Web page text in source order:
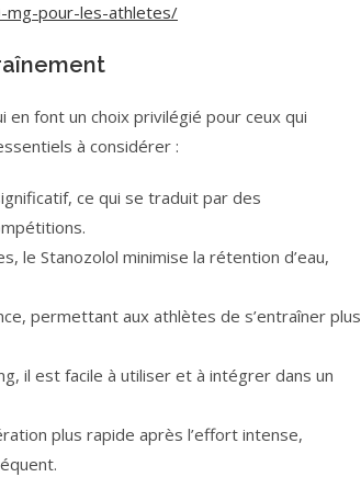
mg-pour-les-athletes/
en font un choix privilégié pour ceux qui
à considérer :
ce qui se traduit par des
le Stanozolol minimise la rétention d’eau,
permettant aux athlètes de s’entraîner plus
il est facile à utiliser et à intégrer dans un
plus rapide après l’effort intense,